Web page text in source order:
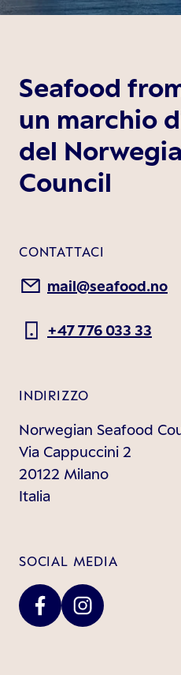
Seafood
un marchio
del
Council
CONTATTACI
mail@seafood.no
+47 776 033 33
INDIRIZZO
Norwegian Seafood
Via Cappuccini 2
20122 Milano
Italia
SOCIAL MEDIA